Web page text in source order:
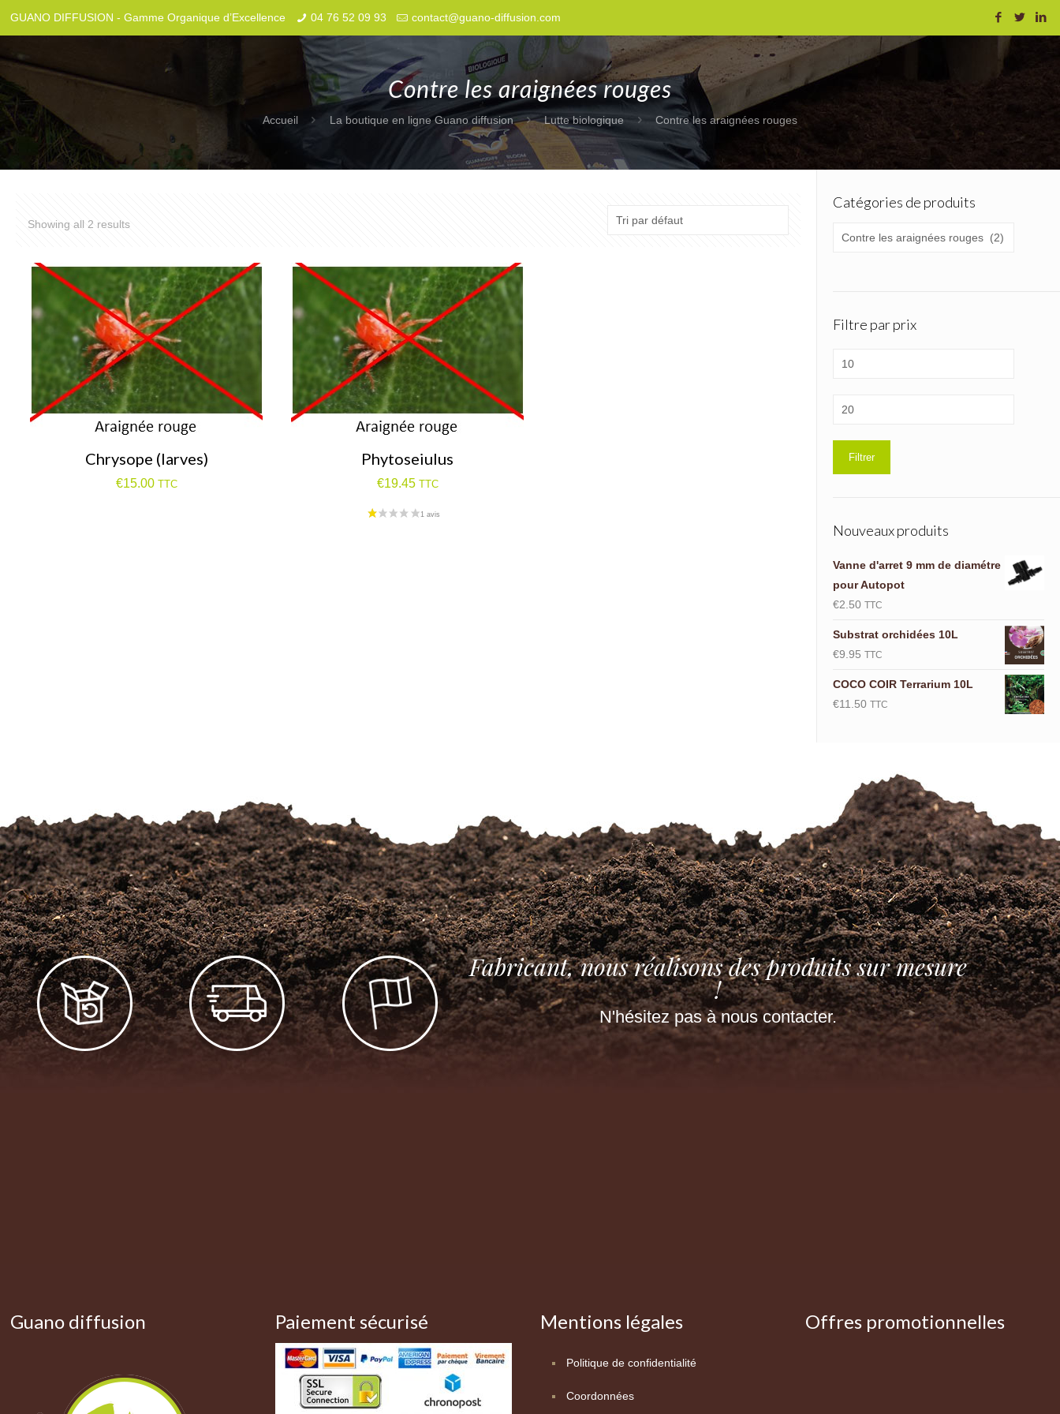
GUANO DIFFUSION - Gamme Organique d’Excellence 04 76 52 09 93 contact@guano-diffusion.com
Contre les araignées rouges
Accueil La boutique en ligne Guano diffusion Lutte biologique Contre les araignées rouges
Showing all 2 results
Chrysope (larves)
€15.00 TTC
Phytoseiulus
€19.45 TTC
1 avis
Catégories de produits
Filtre par prix
Prix
Prix
Filtrer
Nouveaux produits
Vanne d'arret 9 mm de diamétre
pour Autopot
€2.50 TTC
Substrat orchidées 10L
€9.95 TTC
COCO COIR Terrarium 10L
€11.50 TTC
Fabricant, nous réalisons des produits sur mesure
!
N'hésitez pas à nous contacter.
Guano diffusion Paiement sécurisé Mentions légales
Politique de confidentialité
Coordonnées
Offres promotionnelles